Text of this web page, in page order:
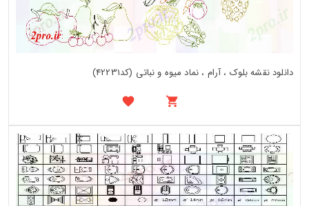
دانلود نقشه بلوک ، آرام ، نماد میوه و نباتی (کد42231)